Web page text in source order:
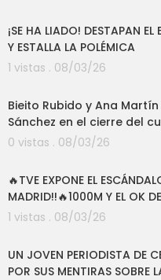
¡SE HA LIADO! DESTAPAN
Y ESTALLA LA POLÉMICA
1 vistas . 08/03/26
Bieito Rubido y Ana
Sánchez en el cierre del
0 vistas . 08/03/26
🔥TVE EXPONE EL
MADRID!!🔥1000M Y EL OK
1 vistas . 08/03/26
UN JOVEN PERIODISTA DE
POR SUS MENTIRAS SOBRE